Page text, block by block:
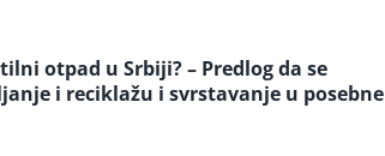
otpad u Srbiji? – Predlog da se
i reciklažu i svrstavanje u posebne